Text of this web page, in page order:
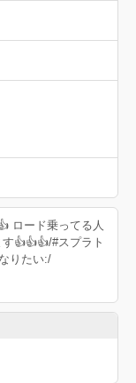
ロード乗ってる人
👍👍👍/#スプラト
りたい:/